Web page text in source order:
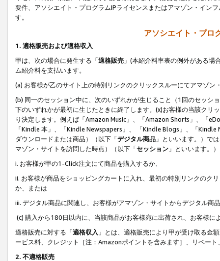
要件、アソシエイト・プログラムIPライセンスまたはアマゾン・イン
す。
アソシエイト・プロ
1. 適格販売および適格収入
甲は、次の場合に発生する「適格販売 」(本紹介料率表の例外がある
ム紹介料を支払います。
(a) お客様が乙のサイト上の特別リンクのクリックスルーにてアマゾン
(b) 同一のセッション中に、次のいずれかが生じること（1回のセッシ
下のいずれかが最初に生じたときに終了します。(x)お客様の当該ク
り決定します。例えば「Amazon Music」、「Amazon Shorts」、「
「Kindle 本」、「Kindle Newspapers」、 「Kindle Blogs」、「
ダウンロードまたは商品）（以下「デジタル商品 」といいます。）で
マゾン・サイトを訪問した時点）（以下「セッション 」といいます。
i. お客様が甲の1-Click注文にて商品を購入するか、
ii. お客様が商品をショッピングカートに入れ、最初の特別リンクのク
か、または
iii. デジタル商品に関連し、お客様がアマゾン・サイトからデジタル
(c) 購入から180日以内に、当該商品がお客様宛に出荷され、お客様
適格販売に対する「適格収入 」とは、適格販売により甲が受け取る金
ービス料、クレジット［注：Amazonポイントを含みます］、リベー
2. 不適格販売